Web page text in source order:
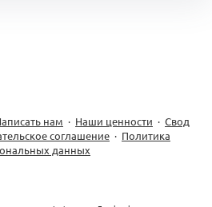
нам · Наши ценности · Свод
соглашение · Политика
данных